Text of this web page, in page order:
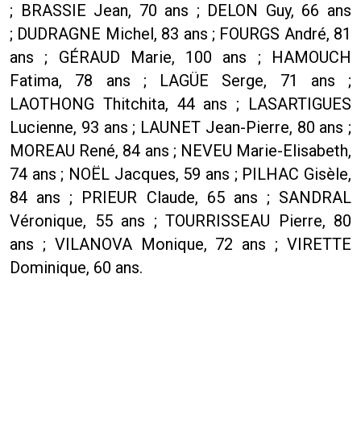
; BRASSIE Jean, 70 ans ; DELON Guy, 66 ans
; DUDRAGNE Michel, 83 ans ; FOURGS André, 81
ans ; GÉRAUD Marie, 100 ans ; HAMOUCH
Fatima, 78 ans ; LAGÜE Serge, 71 ans ;
LAOTHONG Thitchita, 44 ans ; LASARTIGUES
Lucienne, 93 ans ; LAUNET Jean-Pierre, 80 ans ;
MOREAU René, 84 ans ; NEVEU Marie-Elisabeth,
74 ans ; NOËL Jacques, 59 ans ; PILHAC Gisèle,
84 ans ; PRIEUR Claude, 65 ans ; SANDRAL
Véronique, 55 ans ; TOURRISSEAU Pierre, 80
ans ; VILANOVA Monique, 72 ans ; VIRETTE
Dominique, 60 ans.